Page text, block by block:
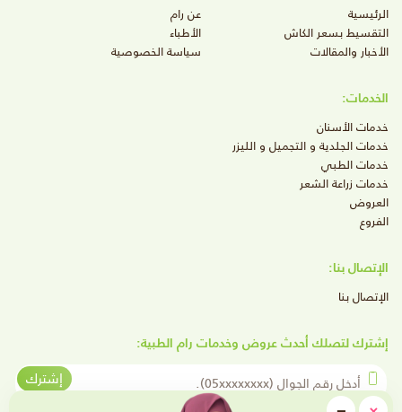
الرئيسية
عن رام
التقسيط بسعر الكاش
الأطباء
الأخبار والمقالات
سياسة الخصوصية
الخدمات:
خدمات الأسنان
خدمات الجلدية و التجميل و الليزر
خدمات الطبي
خدمات زراعة الشعر
العروض
الفروع
الإتصال بنا:
الإتصال بنا
إشترك لتصلك أحدث عروض وخدمات رام الطبية:
أدخل رقم الجوال
إشترك